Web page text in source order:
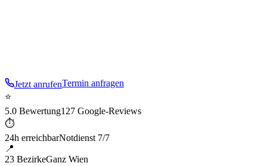
Jetzt anrufenTermin anfragen
⭐
5.0 Bewertung127 Google-Reviews
⏱
24h erreichbarNotdienst 7/7
📍
23 BezirkeGanz Wien